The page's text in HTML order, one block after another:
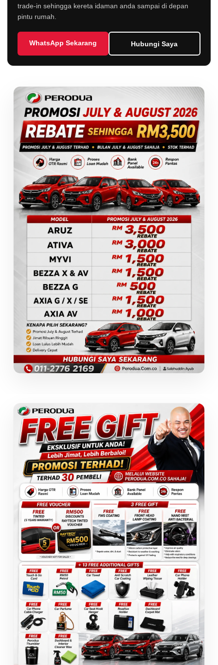
trade-in sehingga kereta idaman anda sampai di depan
pintu rumah.
WhatsApp Sekarang Hubungi Saya